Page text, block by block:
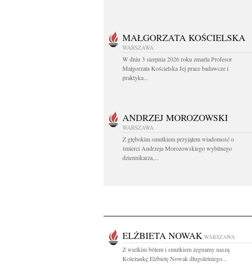
MAŁGORZATA KOŚCIELSKA
WARSZAWA
W dniu 3 sierpnia 2026 roku zmarła Profesor
Małgorzata Kościelska Jej prace badawcze i
praktyka...
ANDRZEJ MOROZOWSKI
WARSZAWA
Z głębokim smutkiem przyjąłem wiadomość o
śmierci Andrzeja Morozowskiego wybitnego
dziennikarza,...
ELŻBIETA NOWAK WARSZAWA
Z wielkim bólem i smutkiem żegnamy naszą
Koleżankę Elżbietę Nowak długoletniego...